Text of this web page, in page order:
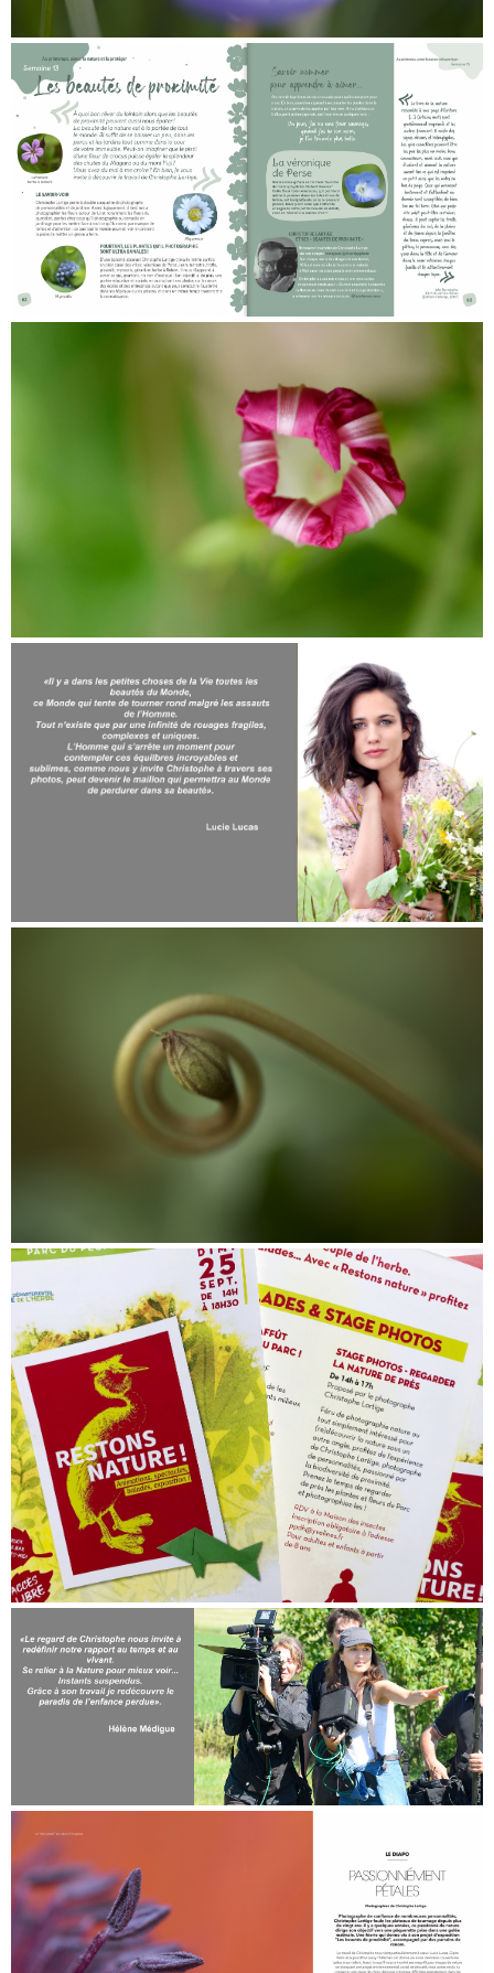
Double page dans le livre "52 semaines au vert",
de F. Agostini Ed. Solars
Atelier photo, département des Yvelines